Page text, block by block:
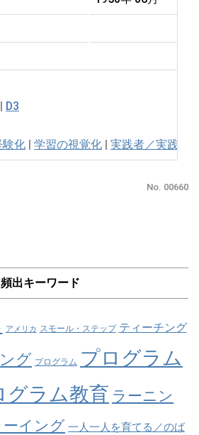
| D3
験化 | 学習の視覚化 | 実践者／実践的
No. 00660
頻出キーワード
アメリカ スモール・ステップ ティーチング
グ プログラム プログラム
グラム教育 ラーニン
イング 一人一人を育てる／のば